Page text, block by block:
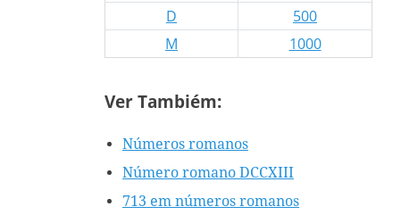
D
500
M
1000
Ver Tambiém:
Números romanos
Número romano DCCXIII
713 em números romanos